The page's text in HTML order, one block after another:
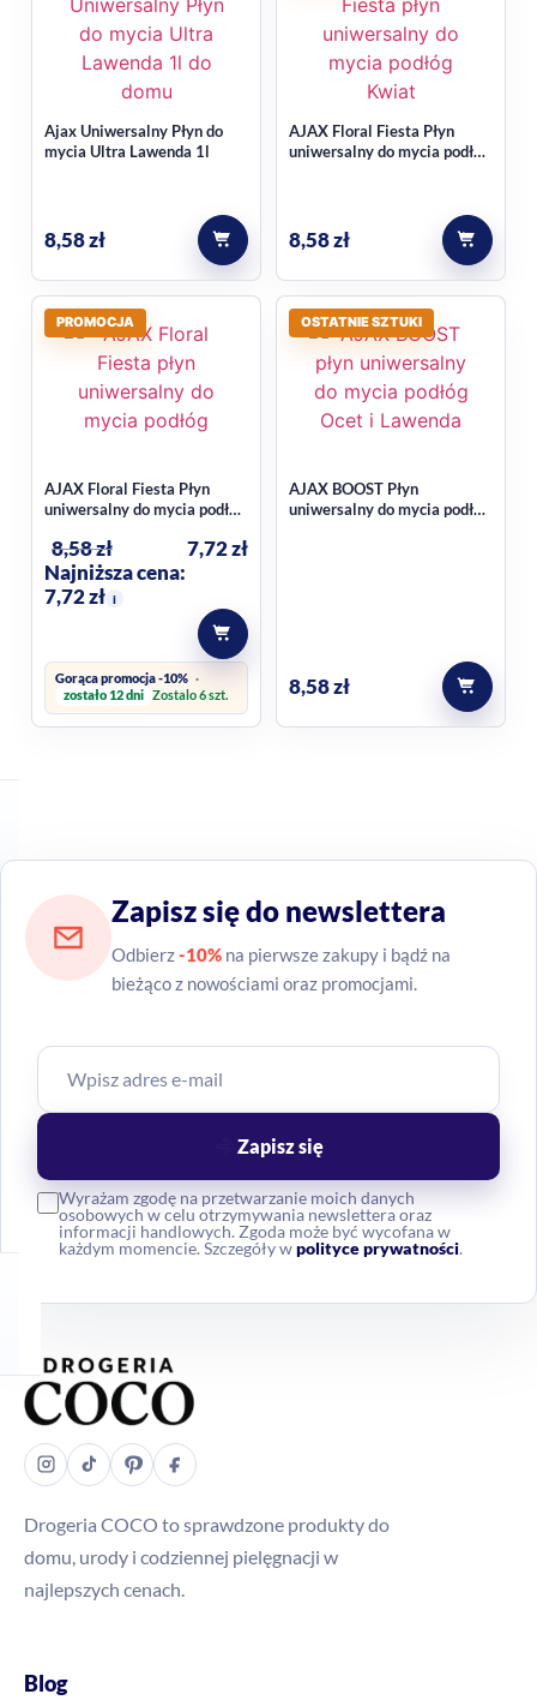
Czy produkt neutralizuje
zapachy?
Tak, w kontekście produktu wskazano, że neutralizuje
Ajax Uniwersalny Płyn do
mycia Ultra Lawenda 1l
8,58zł
AJAX Floral Fiesta Płyn
uniwersalny do mycia podłóg
8,58zł
PROMOCJA
AJAX Floral Fiesta Płyn
uniwersalny do mycia podłóg
8,58zł 7,72zł
Najniższa cena:
7,72zł i
Gorąca promocja -10%
zostało 12 dni Zostalo 6 szt.
OSTATNIE SZTUKI
AJAX BOOST Płyn
uniwersalny do mycia podłóg
8,58zł
Zapisz się do newslettera
Odbierz-10% na pierwsze zakupy i bądź na
bieżąco z nowościami oraz promocjami.
Wyrażam zgodę na przetwarzanie moich danych
osobowych w celu otrzymywania newslettera oraz
informacji handlowych. Zgoda może być wycofana w
każdym momencie. Szczegóły wpolityce prywatności.
Zapisz się
Drogeria COCO to sprawdzone produkty do
domu, urody i codziennej pielęgnacji w
najlepszych cenach.
Blog